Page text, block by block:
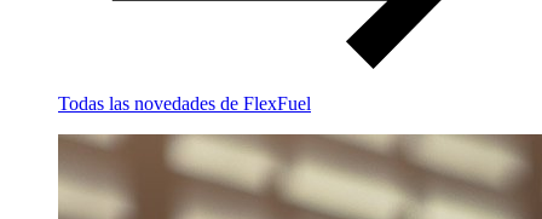
Todas las novedades de FlexFuel